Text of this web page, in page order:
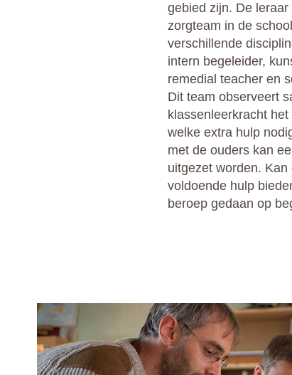
gebied zijn. De
zorgteam in de
verschillende
intern begeleider,
remedial teacher en
Dit team observeert
klassenleerkracht
welke extra hulp
met de ouders kan
uitgezet worden.
voldoende hulp
beroep gedaan op